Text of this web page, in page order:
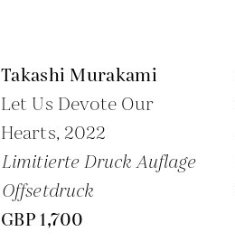
Takashi Murakami
Let Us Devote Our
Hearts, 2022
Limitierte Druck Auflage
Offsetdruck
GBP 1,700